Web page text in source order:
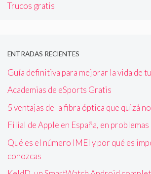
Trucos gratis
ENTRADAS RECIENTES
Guía definitiva para mejorar la vida de
Academias de eSports Gratis
5 ventajas de la fibra óptica que quizá
Filial de Apple en España, en
Qué es el número IMEI y por qué es
conozcas